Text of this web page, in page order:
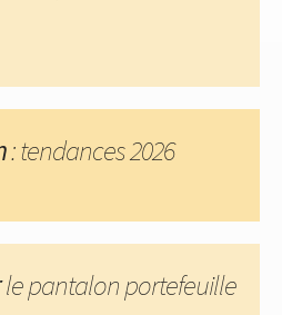
: tendances 2026
le pantalon portefeuille